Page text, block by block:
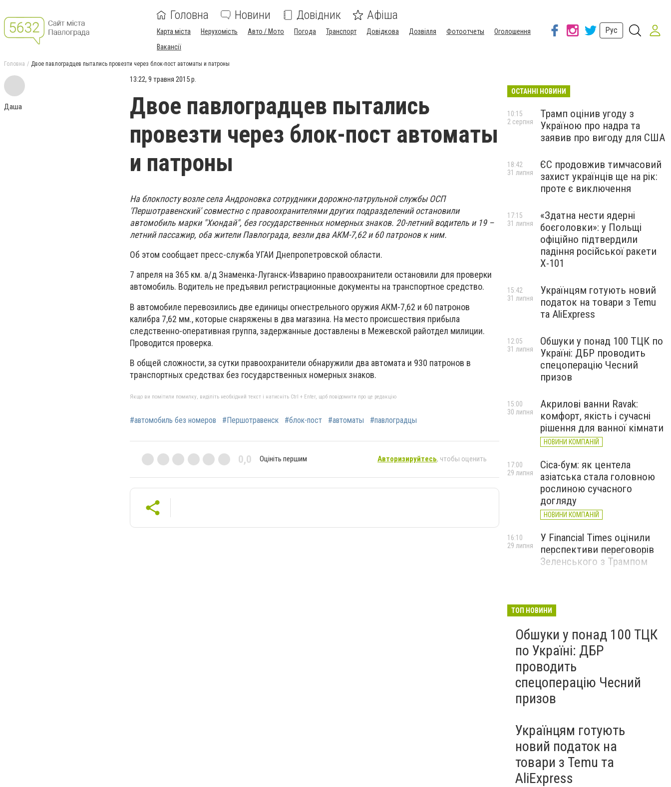
Головна Новини Довідник Афіша
Карта міста Нерухомість Авто / Мото Погода Транспорт Довідкова Дозвілля Фотоотчеты
Оголошення
Вакансії
Рус
Головна Двое павлоградцев пытались провезти через блок-пост автоматы и патроны
Даша
13:22, 9 травня 2015 р.
Двое павлоградцев пытались
провезти через блок-пост автоматы
и патроны
На блокпосту возле села Андроновка сотрудники дорожно-патрульной службы ОСП
'Першотравенский' совместно с правоохранителями других подразделений остановили
автомобиль марки "Хюндай", без государственных номерных знаков. 20-летний водитель и 19 –
летний пассажир, оба жители Павлограда, везли два АКМ-7,62 и 60 патронов к ним.
Об этом сообщает пресс-служба УГАИ Днепропетровской области.
7 апреля на 365 км. а/д Знаменка-Луганск-Изварино правоохранители остановили для проверки
автомобиль. Водитель не предъявил регистрационные документы на транспортное средство.
В автомобиле перевозились две единицы огнестрельного оружия АКМ-7,62 и 60 патронов
калибра 7,62 мм., которые снаряжены в два магазина. На место происшествия прибыла
следственно-оперативная группа, задержанные доставлены в Межевской райотдел милиции.
Проводится проверка.
В общей сложности, за сутки правоохранители обнаружили два автомата и 930 патронов в
транспортных средствах без государственных номерных знаков.
Якщо ви помітили помилку, виділіть необхідний текст і натисніть Ctrl + Enter, щоб повідомити про це редакцію
#автомобиль без номеров #Першотравенск #блок-пост #автоматы #павлоградцы
0,0 Оцініть першим Авторизируйтесь, чтобы оценить
ОСТАННІ НОВИНИ
Трамп оцінив угоду з
Україною про надра та
заявив про вигоду для США
10:15
2 серпня
ЄС продовжив тимчасовий
захист українців ще на рік:
проте є виключення
18:42
31 липня
«Здатна нести ядерні
боєголовки»: у Польщі
офіційно підтвердили
падіння російської ракети
Х-101
17:15
31 липня
Українцям готують новий
податок на товари з Temu
та AliExpress
15:42
31 липня
Обшуки у понад 100 ТЦК по
Україні: ДБР проводить
спецоперацію Чесний
призов
12:05
31 липня
Акрилові ванни Ravak:
комфорт, якість і сучасні
рішення для ванної кімнати
НОВИНИ КОМПАНІЙ
15:00
30 липня
Cica-бум: як центела
азіатська стала головною
рослиною сучасного
догляду
НОВИНИ КОМПАНІЙ
17:00
29 липня
У Financial Times оцінили
перспективи переговорів
Зеленського з Трампом
16:10
29 липня
ТОП НОВИНИ
Обшуки у понад 100 ТЦК
по Україні: ДБР
проводить
спецоперацію Чесний
призов
Українцям готують
новий податок на
товари з Temu та
AliExpress